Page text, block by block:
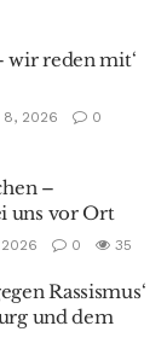
wir reden mit‘
8, 2026
0
–
uns vor Ort
0 35
Rassismus‘
und dem